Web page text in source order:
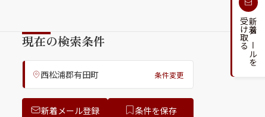
人気のカテゴリから探す 新着メールを
受け取る
現在の検索条件
西松浦郡有田町 条件変更
新着メール登録 条件を保存